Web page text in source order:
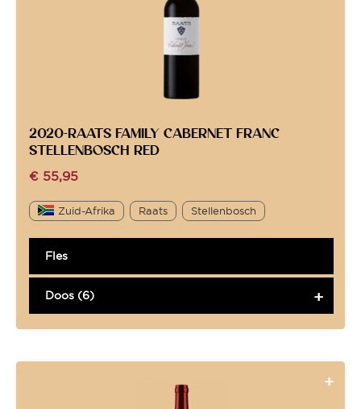
2020-RAATS FAMILY CABERNET FRANC
STELLENBOSCH RED
€ 55,95
Zuid-Afrika Raats Stellenbosch
Fles
Doos (6)